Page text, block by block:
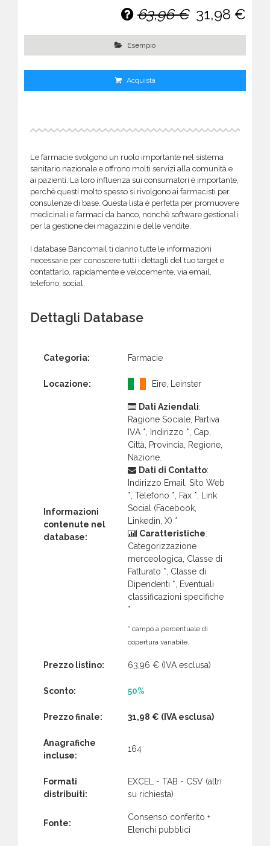
63,96 € 31,98 €
Esempio
Acquista
Le farmacie svolgono un ruolo importante nel sistema
sanitario nazionale e offrono molti servizi alla comunità e
ai pazienti. La loro influenza sui consumatori è importante,
perchè questi molto spesso si rivolgono ai farmacisti per
consulenze di base. Questa lista è perfetta per promuovere
medicinali e farmaci da banco, nonchè software gestionali
per la gestione dei magazzini e delle vendite.
I database Bancomail ti danno tutte le informazioni
necessarie per conoscere tutti i dettagli del tuo target e
contattarlo, rapidamente e velocemente, via email,
telefono, social.
Dettagli Database
Categoria: Farmacie
Locazione: Eire, Leinster
Informazioni
contenute nel
database:
Dati Aziendali:
Ragione Sociale, Partiva
IVA *, Indirizzo *, Cap,
Città, Provincia, Regione,
Nazione.
Dati di Contatto:
Indirizzo Email, Sito Web
*, Telefono *, Fax *, Link
Social (Facebook,
Linkedin, X) *
Caratteristiche:
Categorizzazione
merceologica, Classe di
Fatturato *, Classe di
Dipendenti *, Eventuali
classificazioni specifiche
*
* campo a percentuale di
copertura variabile.
Prezzo listino: 63,96 € (IVA esclusa)
Sconto: 50%
Prezzo finale: 31,98 € (IVA esclusa)
Anagrafiche
incluse:
164
Formati
distribuiti:
EXCEL - TAB - CSV (altri
su richiesta)
Fonte:
Consenso conferito +
Elenchi pubblici